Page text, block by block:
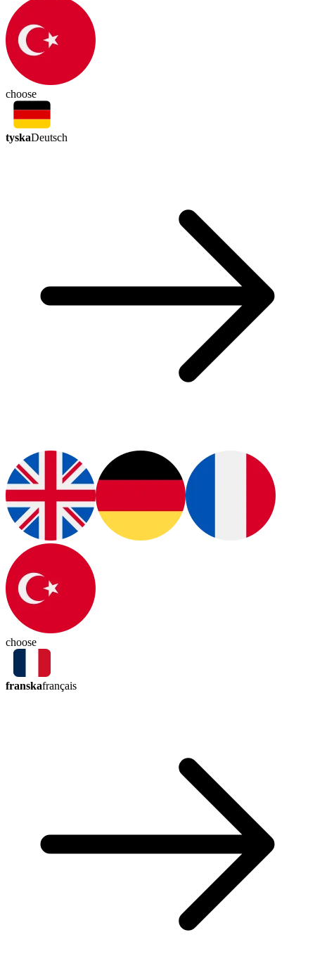
choose
tyskaDeutsch
choose
franskafrançais